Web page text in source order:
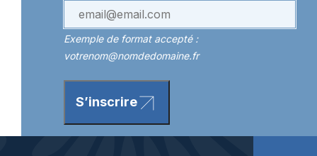
Exemple de format accepté :
votrenom@nomdedomaine.fr
S’inscrire